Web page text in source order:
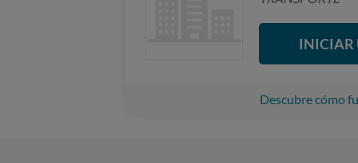
INICIAR
Descubre cómo